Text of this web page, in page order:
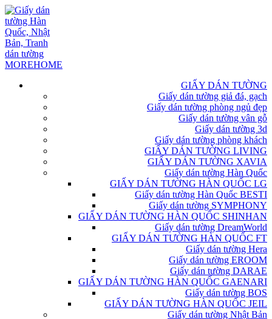
GIẤY DÁN TƯỜNG
Giấy dán tường giả đá, gạch
Giấy dán tường phòng ngủ đẹp
Giấy dán tường vân gỗ
Giấy dán tường 3d
Giấy dán tường phòng khách
GIẤY DÁN TƯỜNG LIVING
GIẤY DÁN TƯỜNG XAVIA
Giấy dán tường Hàn Quốc
GIẤY DÁN TƯỜNG HÀN QUỐC LG
Giấy dán tường Hàn Quốc BESTI
Giấy dán tường SYMPHONY
GIẤY DÁN TƯỜNG HÀN QUỐC SHINHAN
Giấy dán tường DreamWorld
GIẤY DÁN TƯỜNG HÀN QUỐC FT
Giấy dán tường Hera
Giấy dán tường EROOM
Giấy dán tường DARAE
GIẤY DÁN TƯỜNG HÀN QUỐC GAENARI
Giấy dán tường BOS
GIẤY DÁN TƯỜNG HÀN QUỐC JEIL
Giấy dán tường Nhật Bản